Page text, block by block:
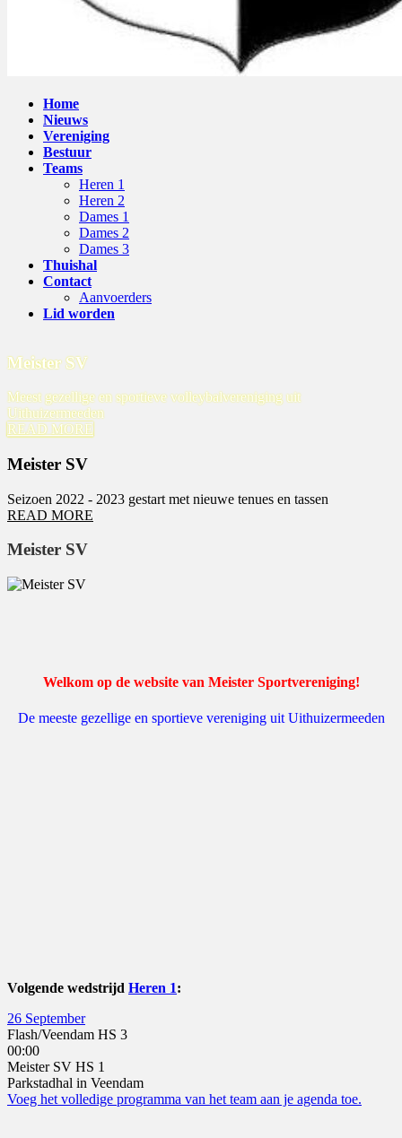
Home
Nieuws
Vereniging
Bestuur
Teams
Heren 1
Heren 2
Dames 1
Dames 2
Dames 3
Thuishal
Contact
Aanvoerders
Lid worden
Meister SV
Meest gezellige en sportieve volleybalvereniging uit
Uithuizermeeden
READ MORE
Meister SV
Seizoen 2022 - 2023 gestart met nieuwe tenues en tassen
READ MORE
Meister SV
Welkom op de website van Meister Sportvereniging!
De meeste gezellige en sportieve vereniging uit Uithuizermeeden
Volgende wedstrijd Heren 1:
26 September
Flash/Veendam HS 3
00:00
Meister SV HS 1
Parkstadhal in Veendam
Voeg het volledige programma van het team aan je agenda toe.